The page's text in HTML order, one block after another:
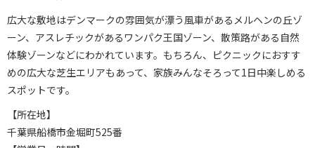
広大な敷地はデンマークの雰囲気が漂う風車があるメルヘンの丘ゾ
ーン、アスレチックがあるワンパク王国ゾーン、散策路がある自然
体験ゾーンなどにわかれています。もちろん、ピクニックにおすす
めの広大な芝生エリアもあって、家族みんなそろって1日中楽しめる
スポットです。
【所在地】
千葉県船橋市金堀町525番